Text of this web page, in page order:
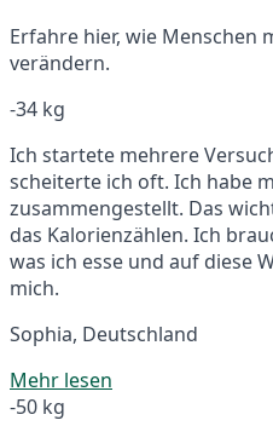
Erfahre hier, wie Menschen
verändern.
-34 kg
Ich startete mehrere
scheiterte ich oft. Ich habe
zusammengestellt. Das
das Kalorienzählen. Ich
was ich esse und auf diese
mich.
Sophia, Deutschland
Mehr lesen
-50 kg